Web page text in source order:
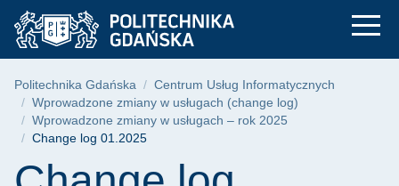
Przejdź
do
menu
Przejdź
do
wyszukiwarki
Przejdź
do
treści
Change log
Ścieżka nawigacyjna
Politechnika Gdańska
Centrum Usług Informatycznych
Wprowadzone zmiany w usługach (change log)
Wprowadzone zmiany w usługach – rok 2025
Change log 01.2025
Treść strony